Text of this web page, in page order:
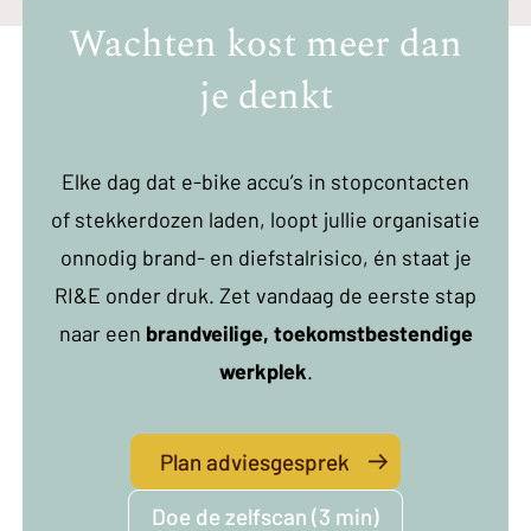
Wachten kost meer dan
je denkt
Elke dag dat e-bike accu’s in stopcontacten
of stekkerdozen laden, loopt jullie organisatie
onnodig brand- en diefstalrisico, én staat je
RI&E onder druk. Zet vandaag de eerste stap
naar een brandveilige, toekomstbestendige
werkplek.
Plan adviesgesprek
Doe de zelfscan (3 min)